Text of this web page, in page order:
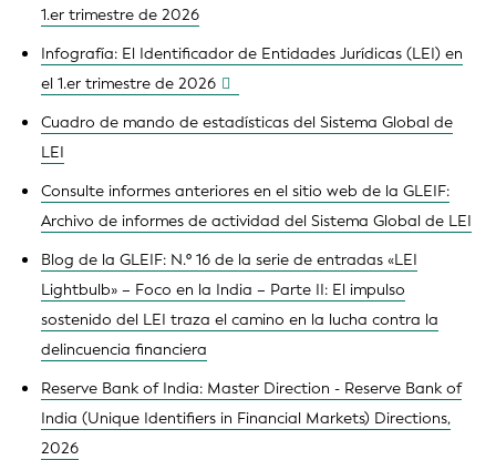
1.er trimestre de 2026
Infografía: El Identificador de Entidades Jurídicas (LEI) en
el 1.er trimestre de 2026
Cuadro de mando de estadísticas del Sistema Global de
LEI
Consulte informes anteriores en el sitio web de la GLEIF:
Archivo de informes de actividad del Sistema Global de LEI
Blog de la GLEIF: N.º 16 de la serie de entradas «LEI
Lightbulb» – Foco en la India – Parte II: El impulso
sostenido del LEI traza el camino en la lucha contra la
delincuencia financiera
Reserve Bank of India: Master Direction - Reserve Bank of
India (Unique Identifiers in Financial Markets) Directions,
2026